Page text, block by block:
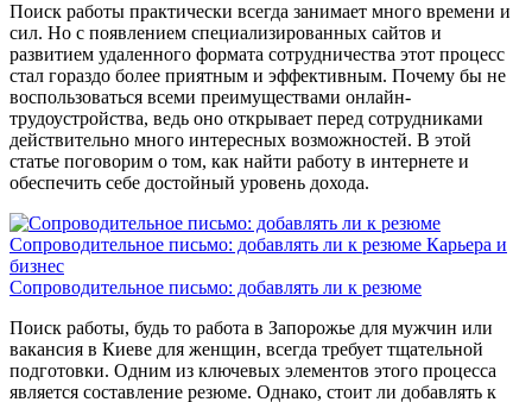
Поиск работы практически всегда занимает много времени и
сил. Но с появлением специализированных сайтов и
развитием удаленного формата сотрудничества этот процесс
стал гораздо более приятным и эффективным. Почему бы не
воспользоваться всеми преимуществами онлайн-
трудоустройства, ведь оно открывает перед сотрудниками
действительно много интересных возможностей. В этой
статье поговорим о том, как найти работу в интернете и
обеспечить себе достойный уровень дохода.
Сопроводительное письмо: добавлять ли к резюме Карьера и
бизнес
Сопроводительное письмо: добавлять ли к резюме
Поиск работы, будь то работа в Запорожье для мужчин или
вакансия в Киеве для женщин, всегда требует тщательной
подготовки. Одним из ключевых элементов этого процесса
является составление резюме. Однако, стоит ли добавлять к